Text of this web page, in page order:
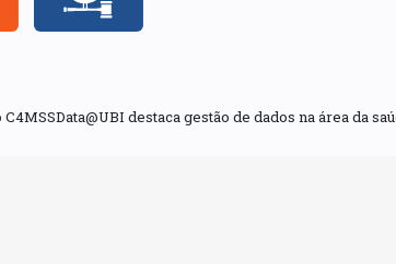
destaca gestão de dados na área da